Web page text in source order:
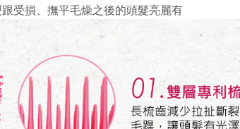
受損、撫平毛燥之後的頭髮亮麗有